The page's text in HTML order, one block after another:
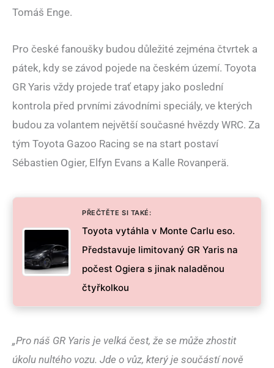
Tomáš Enge.
Pro české fanoušky budou důležité zejména čtvrtek a
pátek, kdy se závod pojede na českém území. Toyota
GR Yaris vždy projede trať etapy jako poslední
kontrola před prvními závodními speciály, ve kterých
budou za volantem největší současné hvězdy WRC. Za
tým Toyota Gazoo Racing se na start postaví
Sébastien Ogier, Elfyn Evans a Kalle Rovanperä.
PŘEČTĚTE SI TAKÉ:
Toyota vytáhla v Monte Carlu eso.
Představuje limitovaný GR Yaris na
počest Ogiera s jinak naladěnou
čtyřkolkou
„Pro náš GR Yaris je velká čest, že se může zhostit
úkolu nultého vozu. Jde o vůz, který je součástí nově